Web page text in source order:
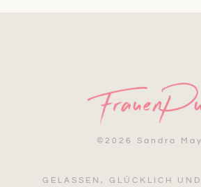
© 2026 Sandra
GELASSEN, GLÜCKLICH